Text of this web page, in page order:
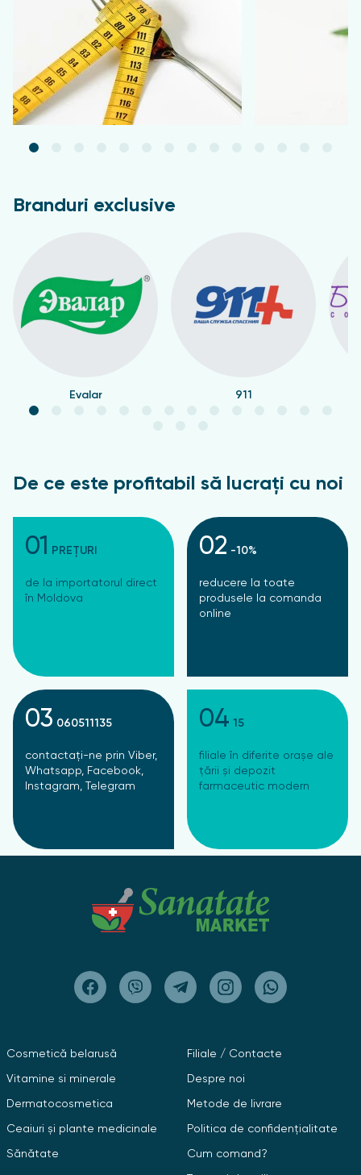
Branduri exclusive
Evalar 911
De ce este profitabil să lucrați cu noi
01 PREȚURI
de la importatorul direct
în Moldova
02 -10%
reducere la toate
produsele la comanda
online
03 060511135
contactați-ne prin Viber,
Whatsapp, Facebook,
Instagram, Telegram
04 15
filiale în diferite orașe ale
țării și depozit
farmaceutic modern
Cosmetică belarusă
Vitamine si minerale
Dermatocosmetica
Ceaiuri și plante medicinale
Sănătate
Filiale / Contacte
Despre noi
Metode de livrare
Politica de confidențialitate
Cum comand?